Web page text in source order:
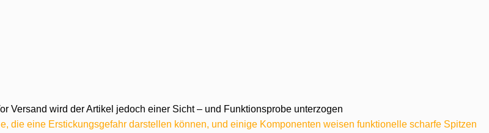
Versand wird der Artikel jedoch einer Sicht – und Funktionsprobe unterzogen
die eine Erstickungsgefahr darstellen können, und einige Komponenten weisen funktionelle scharfe Spitzen